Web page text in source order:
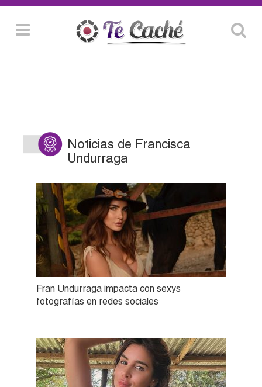
Noticias de Francisca
Undurraga
Fran Undurraga impacta con sexys
fotografías en redes sociales